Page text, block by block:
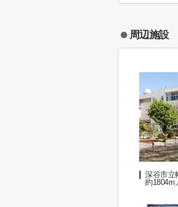
周辺施設
深谷市立
約1804m